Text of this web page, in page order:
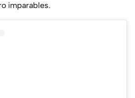
imparables.